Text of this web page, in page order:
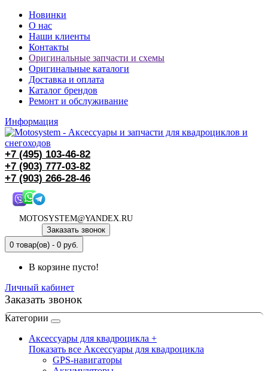
Новинки
О нас
Наши клиенты
Контакты
Оригинальные запчасти и схемы
Оригинальные каталоги
Доставка и оплата
Каталог брендов
Ремонт и обслуживание
Информация
+7 (495) 103-46-82
+7 (903) 777-03-82
+7 (903) 266-28-46
MOTOSYSTEM@YANDEX.RU
Заказать звонок
0 товар(ов) - 0 руб.
В корзине пусто!
Личный кабинет
Заказать звонок
Категории
Аксессуары для квадроцикла +
Показать все Аксессуары для квадроцикла
GPS-навигаторы